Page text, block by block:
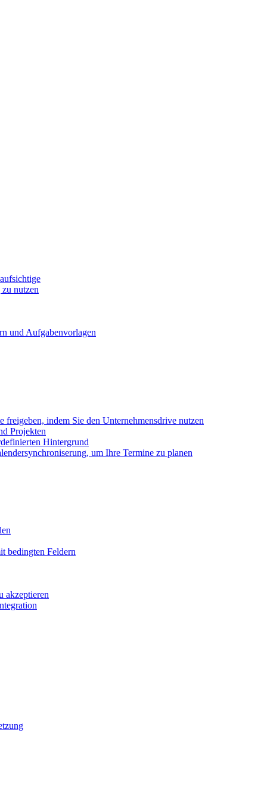
nutzen
und Aufgabenvorlagen
indem Sie den Unternehmensdrive nutzen
Projekten
Hintergrund
um Ihre Termine zu planen
bedingten Feldern
akzeptieren